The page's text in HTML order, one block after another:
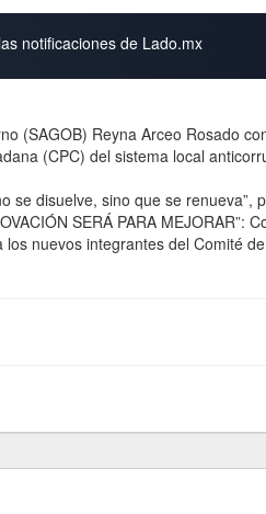
notificaciones de Lado.mx
(SAGOB) Reyna Arceo Rosado
(CPC) del sistema local
se disuelve, sino que se renueva”,
SERÁ PARA MEJORAR”:
nuevos integrantes del Comité